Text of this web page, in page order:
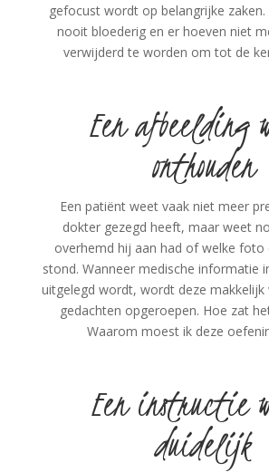
gefocust wordt op belangrijke zaken.
nooit bloederig en er hoeven niet
verwijderd te worden om tot de
Een afbeelding
onthouden
Een patiënt weet vaak niet meer
dokter gezegd heeft, maar weet
overhemd hij aan had of welke foto
stond. Wanneer medische informatie
uitgelegd wordt, wordt deze makkelijk
gedachten opgeroepen. Hoe zat
Waarom moest ik deze
Een instructie
duidelijk